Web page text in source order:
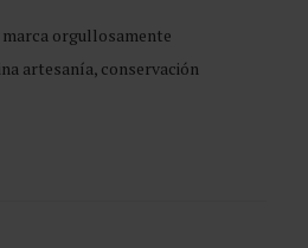
orgullosamente
artesanía, conservación